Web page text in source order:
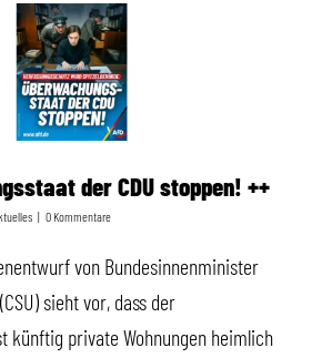
der CDU stoppen! ++
| 0 Kommentare
von Bundesinnenminister
sieht vor, dass der
künftig private Wohnungen heimlich